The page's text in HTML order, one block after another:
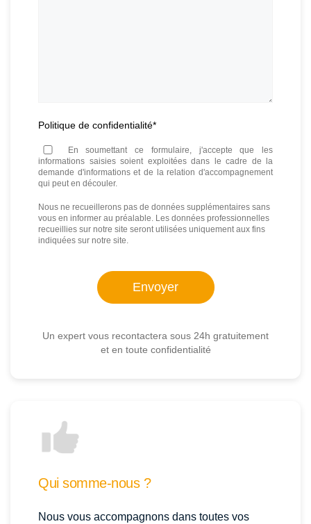
Politique de confidentialité*
En soumettant ce formulaire, j'accepte que les
informations saisies soient exploitées dans le cadre de la
demande d'informations et de la relation d'accompagnement
qui peut en découler.
Nous ne recueillerons pas de données supplémentaires sans
vous en informer au préalable. Les données professionnelles
recueillies sur notre site seront utilisées uniquement aux fins
indiquées sur notre site.
Un expert vous recontactera sous 24h gratuitement
et en toute confidentialité
Qui somme-nous ?
Nous vous accompagnons dans toutes vos